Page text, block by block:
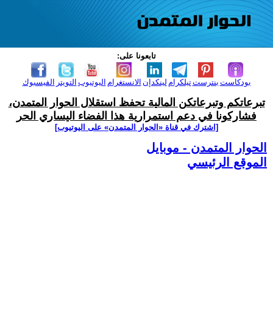
تابعونا على:
الفيسبوك التويتر اليوتيوب الانستغرام لينكدإن تيلكرامبنترست بودكاست
تبرعاتكم وتبرعاتكن المالية تحفظ استقلال الحوار المتمدن،
فشاركونا في دعم استمرارية هذا الفضاء اليساري الحر
[اشترك في قناة ‫«الحوار المتمدن» على اليوتيوب]
الحوار المتمدن - موبايل
الموقع الرئيسي